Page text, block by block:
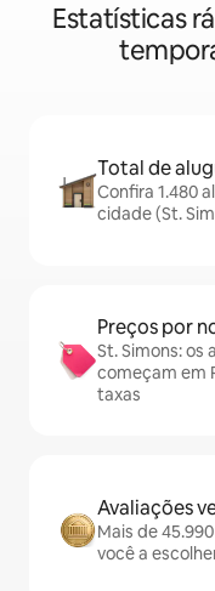
Estatísticas
Total de
Confira 1.480
cidade (St.
Preços por
St. Simons:
começam em
taxas
Avaliações
Mais de
você a